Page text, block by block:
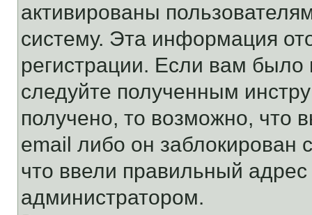
активированы
систему. Эта информация
регистрации. Если вам
следуйте полученным
получено, то возможно, что
email либо он
что ввели правильный адрес
администратором.